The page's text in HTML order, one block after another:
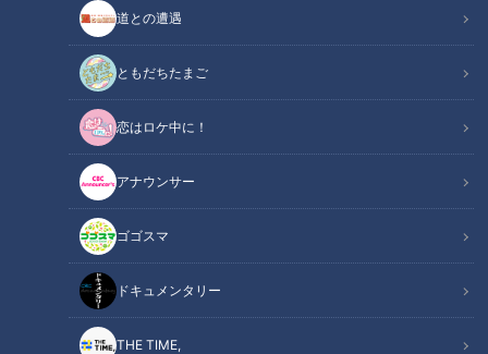
道との遭遇
ともだちたまご
恋はロケ中に！
アナウンサー
ゴゴスマ
ドキュメンタリー
THE TIME,
CBCテレビ：画像「デララバ」
この記事の画像（全12枚）